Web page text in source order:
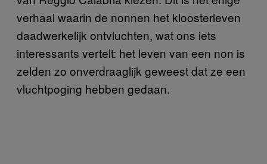
verhaal waarin de nonnen het kloosterleven
daadwerkelijk ontvluchten, wat ons iets
interessants vertelt: het leven van een non is
zelden zo onverdraaglijk geweest dat ze een
vluchtpoging hebben gedaan.